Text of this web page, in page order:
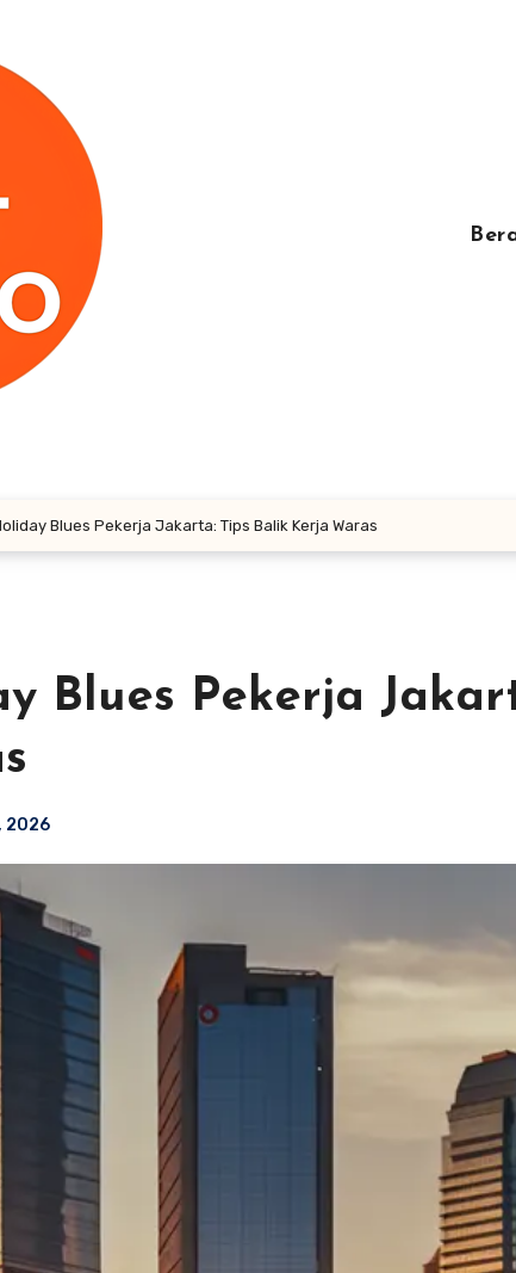
Blues Pekerja Jakarta: Tips Balik Kerja Waras
Blues Pekerja
2026